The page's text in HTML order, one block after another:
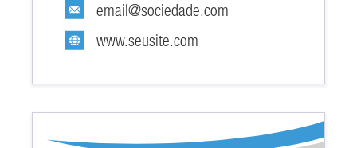
www.seusite.com
email@sociedade.com